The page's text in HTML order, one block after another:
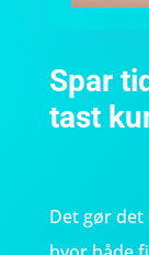
Spar
tast
Det gør